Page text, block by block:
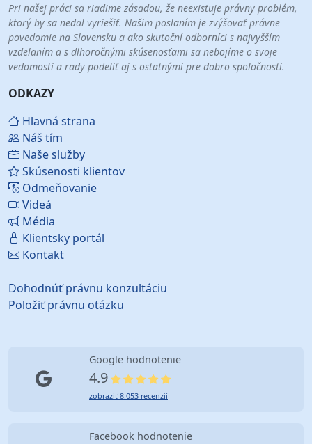
Pri našej práci sa riadime zásadou, že neexistuje právny problém,
ktorý by sa nedal vyriešiť. Našim poslaním je zvýšovať právne
povedomie na Slovensku a ako skutoční odborníci s najvyšším
vzdelaním a s dlhoročnými skúsenosťami sa nebojíme o svoje
vedomosti a rady podeliť aj s ostatnými pre dobro spoločnosti.
ODKAZY
Hlavná strana
Náš tím
Naše služby
Skúsenosti klientov
Odmeňovanie
Videá
Média
Klientsky portál
Kontakt
Dohodnúť právnu konzultáciu
Položiť právnu otázku
Google hodnotenie
4.9
zobraziť 8.053 recenzií
Facebook hodnotenie